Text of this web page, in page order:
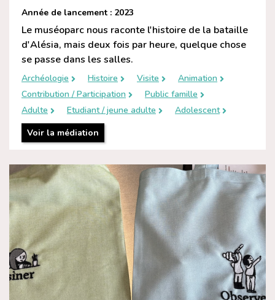
Année de lancement : 2023
Le muséoparc nous raconte l'histoire de la bataille
d'Alésia, mais deux fois par heure, quelque chose
se passe dans les salles.
Archéologie Histoire Visite
Animation
Contribution / Participation
Public famille
Adulte
Etudiant / jeune adulte
Adolescent
Voir la médiation